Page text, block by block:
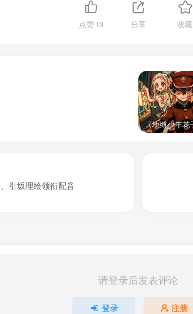
点赞13 分享 收藏
引坂理绘领衔配音
请登录后发表评论
登录 注册